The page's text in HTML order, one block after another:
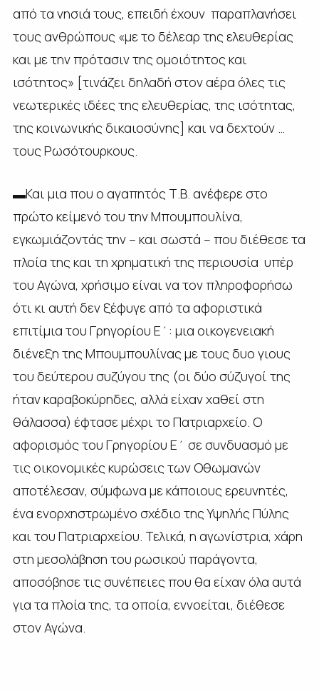
από τα νησιά τους, επειδή έχουν παραπλανήσει
τους ανθρώπους «με το δέλεαρ της ελευθερίας
και με την πρότασιν της ομοιότητος και
ισότητος» [τινάζει δηλαδή στον αέρα όλες τις
νεωτερικές ιδέες της ελευθερίας, της ισότητας,
της κοινωνικής δικαιοσύνης] και να δεχτούν …
τους Ρωσότουρκους.
▬Και μια που ο αγαπητός Τ.Β. ανέφερε στο
πρώτο κείμενό του την Μπουμπουλίνα,
εγκωμιάζοντάς την – και σωστά – που διέθεσε τα
πλοία της και τη χρηματική της περιουσία υπέρ
του Αγώνα, χρήσιμο είναι να τον πληροφορήσω
ότι κι αυτή δεν ξέφυγε από τα αφοριστικά
επιτίμια του Γρηγορίου Ε΄: μια οικογενειακή
διένεξη της Μπουμπουλίνας με τους δυο γιους
του δεύτερου συζύγου της (οι δύο σύζυγοί της
ήταν καραβοκύρηδες, αλλά είχαν χαθεί στη
θάλασσα) έφτασε μέχρι το Πατριαρχείο. Ο
αφορισμός του Γρηγορίου Ε΄ σε συνδυασμό με
τις οικονομικές κυρώσεις των Οθωμανών
αποτέλεσαν, σύμφωνα με κάποιους ερευνητές,
ένα ενορχηστρωμένο σχέδιο της Υψηλής Πύλης
και του Πατριαρχείου. Τελικά, η αγωνίστρια, χάρη
στη μεσολάβηση του ρωσικού παράγοντα,
αποσόβησε τις συνέπειες που θα είχαν όλα αυτά
για τα πλοία της, τα οποία, εννοείται, διέθεσε
στον Αγώνα.